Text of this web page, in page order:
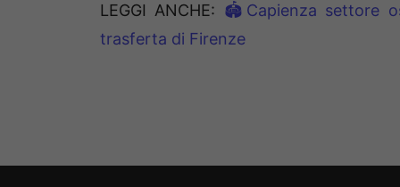
LEGGI ANCHE: 🏟️Capienza settore
trasferta di Firenze